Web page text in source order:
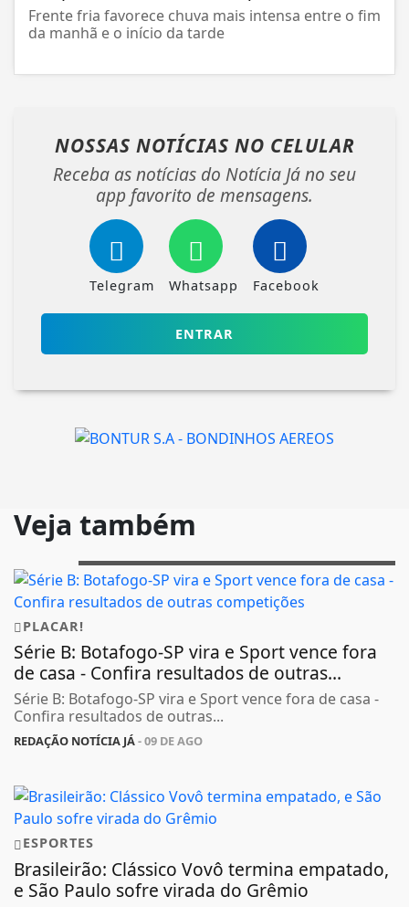
Frente fria favorece chuva mais intensa entre o fim
da manhã e o início da tarde
NOSSAS NOTÍCIAS NO CELULAR
Receba as notícias do Notícia Já no seu
app favorito de mensagens.
Telegram Whatsapp Facebook
ENTRAR
Veja também
PLACAR!
Série B: Botafogo-SP vira e Sport vence fora
de casa - Confira resultados de outras...
Série B: Botafogo-SP vira e Sport vence fora de casa -
Confira resultados de outras...
REDAÇÃO NOTÍCIA JÁ- 09 DE AGO
ESPORTES
Brasileirão: Clássico Vovô termina empatado,
e São Paulo sofre virada do Grêmio